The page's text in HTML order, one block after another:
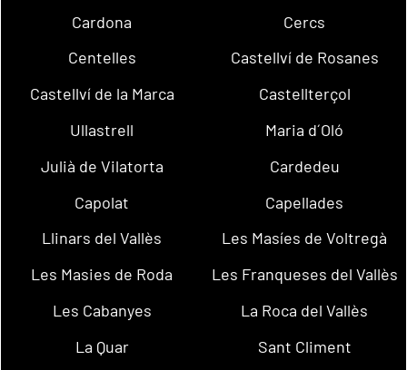
Cardona
Cercs
Centelles
Castellví de Rosanes
Castellví de la Marca
Castellterçol
Ullastrell
Maria d´Oló
Julià de Vilatorta
Cardedeu
Capolat
Capellades
Llinars del Vallès
Les Masíes de Voltregà
Les Masies de Roda
Les Franqueses del Vallès
Les Cabanyes
La Roca del Vallès
La Quar
Sant Climent